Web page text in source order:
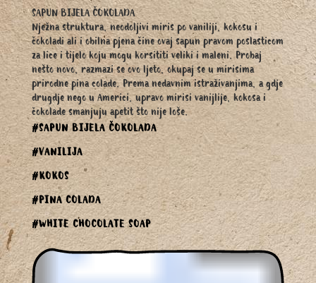
SAPUN BIJELA ČOKOLADA
Nježna struktura, neodoljivi miris po vaniliji, kokosu i
čokoladi ali i obilna pjena čine ovaj sapun pravom poslasticom
za lice i tijelo koju mogu korsititi veliki i maleni. Probaj
nešto novo, razmazi se ovo ljeto, okupaj se u mirisima
prirodne pina colade. Prema nedavnim istraživanjima, a gdje
drugdje nego u Americi, upravo mirisi vanijlije, kokosa i
čokolade smanjuju apetit što nije loše.
#SAPUN BIJELA ČOKOLADA
#VANILIJA
#KOKOS
#PINA COLADA
#WHITE CHOCOLATE SOAP